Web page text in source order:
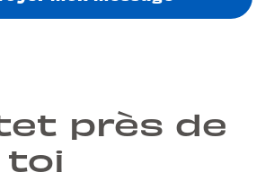
près de
toi